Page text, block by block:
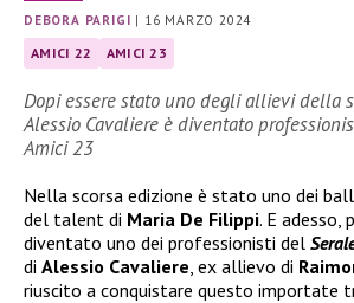
DEBORA PARIGI | 16 MARZO 2024
AMICI 22 AMICI 23
Dopi essere stato uno degli allievi della
Alessio Cavaliere è diventato
Amici 23
Nella scorsa edizione è stato uno dei
del talent di Maria De Filippi. E adesso,
diventato uno dei professionisti del
di Alessio Cavaliere , ex allievo di
riuscito a conquistare questo importate